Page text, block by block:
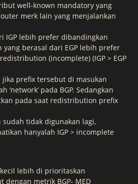
well-known mandatory yang
merk lain yang menjalankan
IGP lebih prefer dibandingkan
yang berasal dari EGP lebih prefer
(incomplete) (IGP > EGP
jika prefix tersebut di masukan
‘network’ pada BGP. Sedangkan
pada saat redistribution prefix
sudah tidak digunakan lagi,
hanyalah IGP > incomplete
lebih di prioritaskan
dengan metrik BGP- MED